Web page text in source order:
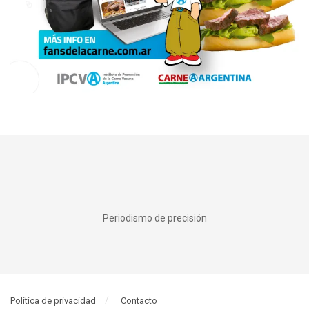
Periodismo de precisión
Política de privacidad Contacto